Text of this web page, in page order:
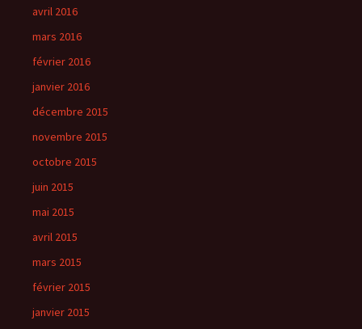
avril 2016
mars 2016
février 2016
janvier 2016
décembre 2015
novembre 2015
octobre 2015
juin 2015
mai 2015
avril 2015
mars 2015
février 2015
janvier 2015